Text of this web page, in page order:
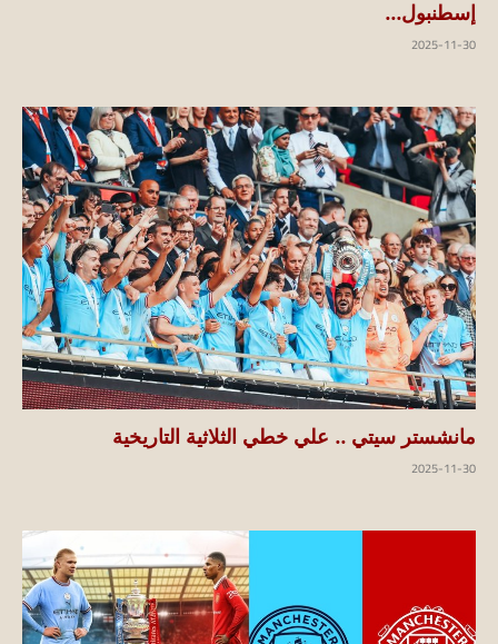
إسطنبول...
2025-11-30
مانشستر سيتي .. علي خطي الثلاثية التاريخية
2025-11-30